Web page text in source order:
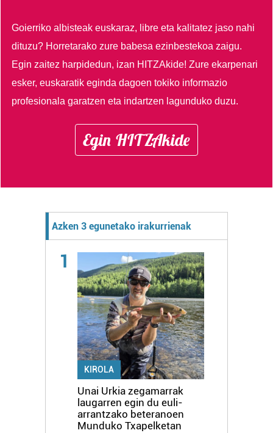
Goierriko albisteak euskaraz, libre eta kalitatez jaso nahi
dituzu? Horretarako zure babesa ezinbestekoa zaigu.
Egin zaitez harpidedun, izan HITZAkide!Zure ekarpenari
esker, euskaratik eginda dagoen tokiko informazio
profesionala garatzen eta indartzen lagunduko duzu.
Egin HITZAkide
Azken 3 egunetako irakurrienak
1
KIROLA
Unai Urkia zegamarrak
laugarren egin du euli-
arrantzako beteranoen
Munduko Txapelketan